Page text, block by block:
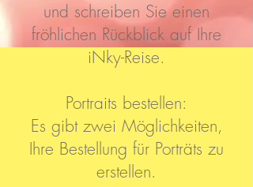
und schreiben Sie einen
fröhlichen Rückblick auf Ihre
iNky-Reise.
Portraits bestellen:
Es gibt zwei Möglichkeiten,
Ihre Bestellung für Porträts zu
erstellen.